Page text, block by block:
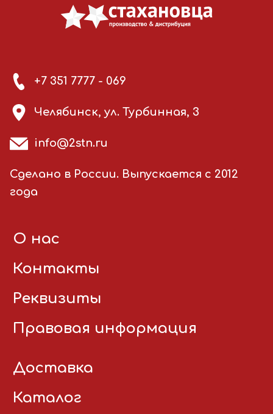
+7 351 7777 - 069
Челябинск, ул. Турбинная, 3
info@2stn.ru
Сделано в России. Выпускается с 2012
года
О нас
Контакты
Реквизиты
Правовая информация
Доставка
Каталог